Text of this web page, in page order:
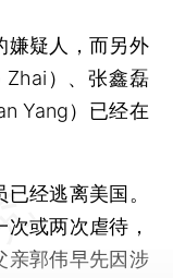
疑人，而另外
Zhai）、张鑫磊
Yang）已经在
经逃离美国。
或两次虐待，
亲郭伟早先因涉